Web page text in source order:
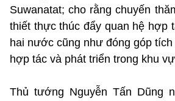
Suwanatat; cho rằng chuyến
thiết thực thúc đẩy quan hệ hợp
hai nước cũng như đóng góp
hợp tác và phát triển trong khu
Thủ tướng Nguyễn Tấn Dũng